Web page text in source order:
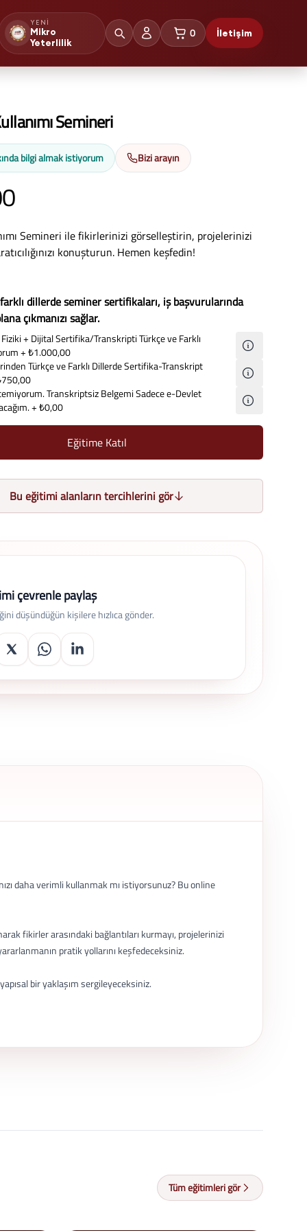
YENI
Mikro
Yeterlilik
0
sepetteki ürünler
İletişim
Semineri
bilgi almak istiyorum Bizi arayın
Semineri ile fikirlerinizi görselleştirin, projelerinizi
konuşturun. Hemen keşfedin!
dillerde seminer sertifikaları, iş başvurularında
çıkmanızı sağlar.
+ Dijital Sertifika/Transkripti Türkçe ve Farklı
+ ₺1.000,00
Türkçe ve Farklı Dillerde Sertifika-Transkript
Transkriptsiz Belgemi Sadece e-Devlet
+ ₺0,00
Eğitime Katıl
Bu eğitimi alanların tercihlerini gör
çevrenle paylaş
düşündüğün kişilere hızlıca gönder.
daha verimli kullanmak mı istiyorsunuz? Bu online
fikirler arasındaki bağlantıları kurmayı, projelerinizi
pratik yollarını keşfedeceksiniz.
bir yaklaşım sergileyeceksiniz.
Tüm eğitimleri gör